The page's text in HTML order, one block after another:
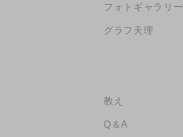
フォトギャラリー
グラフ天理
教え
Q＆A